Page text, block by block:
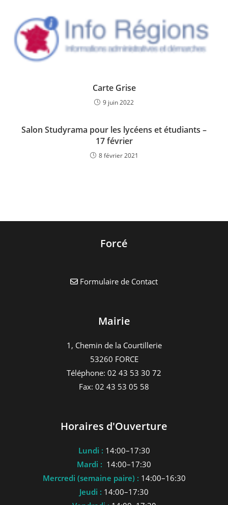
Carte Grise
9 juin 2022
Salon Studyrama pour les lycéens et étudiants –
17 février
8 février 2021
Forcé
Formulaire de Contact
Mairie
1, Chemin de la Courtillerie
53260 FORCE
Téléphone: 02 43 53 30 72
Fax: 02 43 53 05 58
Horaires d'Ouverture
Lundi : 14:00–17:30
Mardi : 14:00–17:30
Mercredi (semaine paire) : 14:00–16:30
Jeudi : 14:00–17:30